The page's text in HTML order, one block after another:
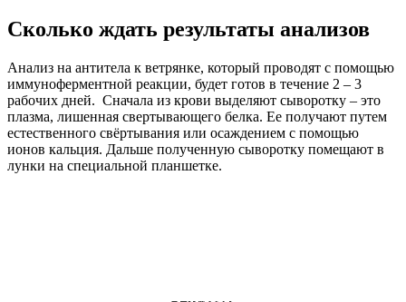
Сколько ждать результаты анализов
Анализ на антитела к ветрянке, который проводят с помощью
иммуноферментной реакции, будет готов в течение 2 – 3
рабочих дней. Сначала из крови выделяют сыворотку – это
плазма, лишенная свертывающего белка. Ее получают путем
естественного свёртывания или осаждением с помощью
ионов кальция. Дальше полученную сыворотку помещают в
лунки на специальной планшетке.